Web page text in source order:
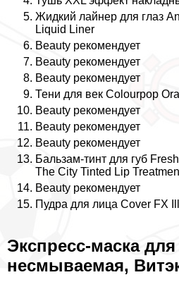
Жидкий лайнер для глаз
Liquid Liner
Beauty рекомендует
Beauty рекомендует
Beauty рекомендует
Тени для век Colourpop
Beauty рекомендует
Beauty рекомендует
Beauty рекомендует
Бальзам-тинт для губ
The City Tinted Lip
Beauty рекомендует
Пудра для лица Cover FX
Экспресс-маска
несмываемая,